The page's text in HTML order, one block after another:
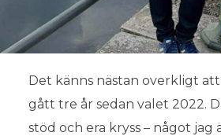
Det känns nästan overkligt
gått tre år sedan valet 2022.
stöd och era kryss – något jag